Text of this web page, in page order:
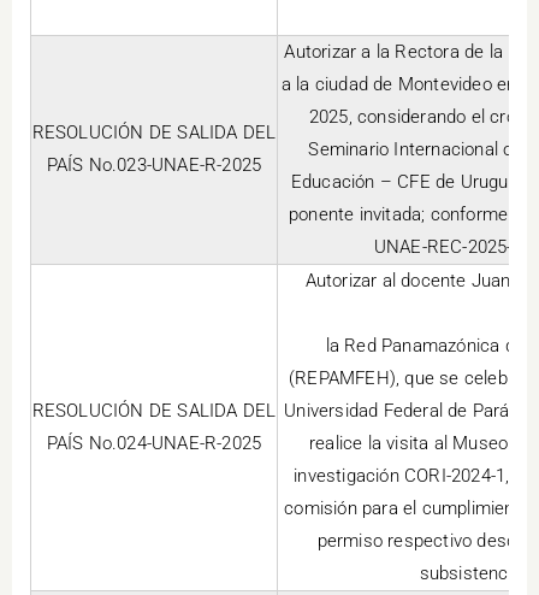
RESOLUCIÓN DE SALIDA DEL
PAÍS No.023-UNAE-R-2025
Autorizar a la Rectora de la
a la ciudad de Montevideo en
2025, considerando el
Seminario Internacional
Educación – CFE de Uruguay
ponente invitada; conforme la
UNAE-REC-2025-
RESOLUCIÓN DE SALIDA DEL
PAÍS No.024-UNAE-R-2025
Autorizar al docente Juan
la Red Panamazónica de
(REPAMFEH), que se
Universidad Federal de Pará
realice la visita al Museo
investigación CORI-2024-1,
comisión para el
permiso respectivo desde
subsistencia,